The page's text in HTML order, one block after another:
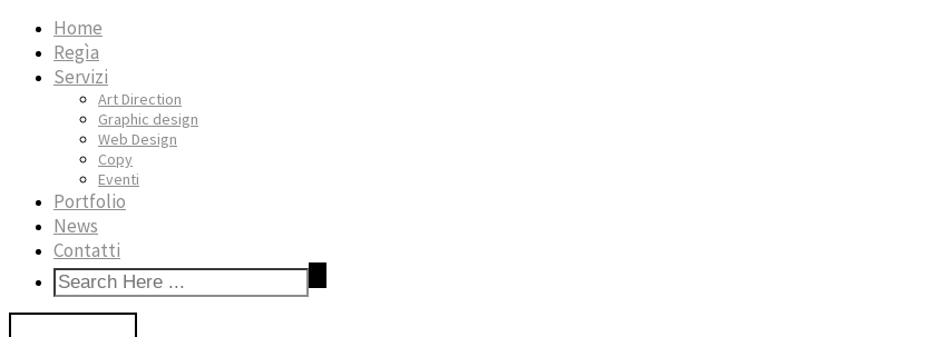
Home
Regìa
Servizi
Art Direction
Graphic design
Web Design
Copy
Eventi
Portfolio
News
Contatti